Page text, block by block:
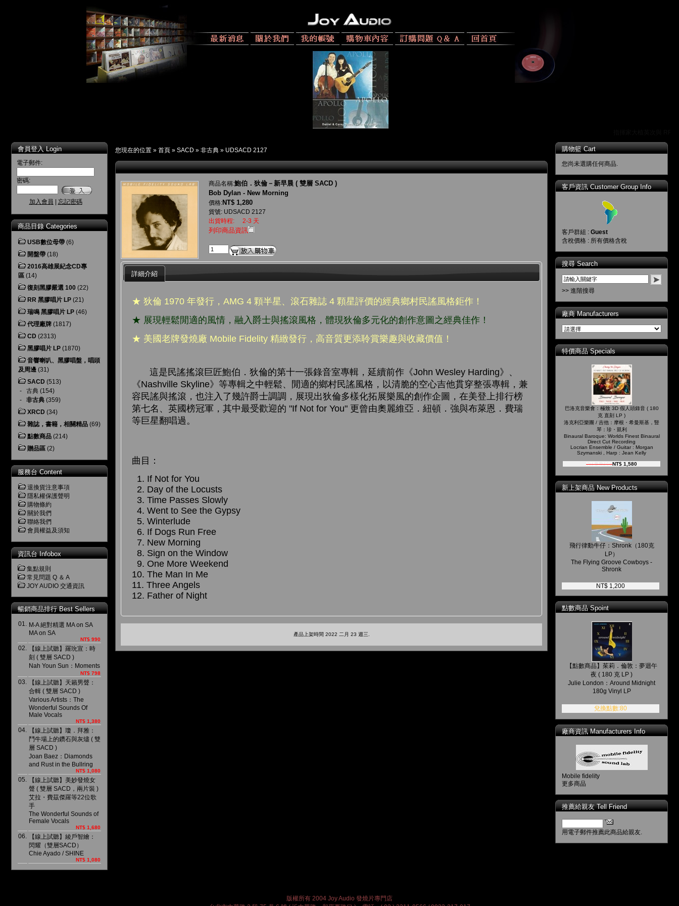
會員登入 Login
電子郵件:
密碼:
加入會員 忘記密碼
商品目錄 Categories
USB數位母帶 (6)
開盤帶 (18)
2016高雄展紀念CD專
區 (14)
復刻黑膠嚴選 100 (22)
RR 黑膠唱片 LP (21)
瑞鳴 黑膠唱片 LP (46)
代理廠牌 (1817)
CD (2313)
黑膠唱片 LP (1870)
音響喇叭、黑膠唱盤，唱頭
及周邊 (31)
SACD (513)
- 古典 (154)
- 非古典 (359)
XRCD (34)
雜誌，書籍，相關精品 (69)
點數商品 (214)
贈品區 (2)
服務台 Content
退換貨注意事項
隱私權保護聲明
購物條約
關於我們
聯絡我們
會員權益及須知
資訊台 Infobox
集點規則
常見問題 Q ＆ A
JOY AUDIO 交通資訊
暢銷商品排行 Best Sellers
01. M‧A 絕對精選 MA on SA
MA on SA
NT$ 990
02.
【線上試聽】羅玧宣：時
刻 ( 雙層 SACD )
Nah Youn Sun：Moments
NT$ 798
03.
【線上試聽】天籟男聲：
合輯 ( 雙層 SACD )
Various Artists：The
Wonderful Sounds Of
Male Vocals
NT$ 1,380
04.
【線上試聽】瓊．拜雅：
鬥牛場上的鑽石與灰燼 ( 雙
層 SACD )
Joan Baez：Diamonds
and Rust in the Bullring
NT$ 1,080
05.
【線上試聽】美妙發燒女
聲 ( 雙層 SACD，兩片裝 )
艾拉・費茲傑羅等22位歌
手
The Wonderful Sounds of
Female Vocals
NT$ 1,680
06.
【線上試聽】綾戶智繪：
閃耀（雙層SACD）
Chie Ayado / SHINE
NT$ 1,080
您現在的位置 » 首頁 » SACD » 非古典 » UDSACD 2127
商品名稱:鮑伯．狄倫－新早晨 ( 雙層 SACD )
Bob Dylan - New Morning
價格:NT$ 1,280
貨號: UDSACD 2127
出貨時程:
2-3 天
列印商品資訊
詳細介紹
★ 狄倫 1970 年發行，AMG 4 顆半星、滾石雜誌 4 顆星評價的經典鄉村民謠風格鉅作！
★ 展現輕鬆閒適的風情，融入爵士與搖滾風格，體現狄倫多元化的創作意圖之經典佳作！
★ 美國老牌發燒廠 Mobile Fidelity 精緻發行，高音質更添聆賞樂趣與收藏價值！
這是民謠搖滾巨匠鮑伯．狄倫的第十一張錄音室專輯，延續前作《John Wesley Harding》、
《Nashville Skyline》等專輯之中輕鬆、閒適的鄉村民謠風格，以清脆的空心吉他貫穿整張專輯，兼
容民謠與搖滾，也注入了幾許爵士調調，展現出狄倫多樣化拓展樂風的創作企圖，在美登上排行榜
第七名、英國榜冠軍，其中最受歡迎的 "If Not for You" 更曾由奧麗維亞．紐頓．強與布萊恩．費瑞
等巨星翻唱過。
曲目：
1. If Not for You
2. Day of the Locusts
3. Time Passes Slowly
4. Went to See the Gypsy
5. Winterlude
6. If Dogs Run Free
7. New Morning
8. Sign on the Window
9. One More Weekend
10. The Man In Me
11. Three Angels
12. Father of Night
產品上架時間 2022 二月 23 週三.
購物籃 Cart
您尚未選購任何商品.
客戶資訊 Customer Group Info
客戶群組 : Guest
含稅價格 : 所有價格含稅
搜尋 Search
>> 進階搜尋
廠商 Manufacturers
特價商品 Specials
巴洛克音樂會：極致 3D 假人頭錄音 ( 180
克 直刻 LP )
洛克利亞樂團 / 吉他：摩根・希曼斯基，豎
琴：珍・凱利
Binaural Baroque: Worlds Finest Binaural
Direct Cut Recording
Locrian Ensemble / Guitar : Morgan
Szymanski , Harp : Jean Kelly
NT$ 1,700NT$ 1,580
新上架商品 New Products
飛行律動牛仔：Shronk（180克
LP）
The Flying Groove Cowboys -
Shronk
NT$ 1,200
點數商品 Spoint
【點數商品】茱莉．倫敦：夢迴午
夜 ( 180 克 LP )
Julie London：Around Midnight
180g Vinyl LP
兌換點數:80
廠商資訊 Manufacturers Info
Mobile fidelity
更多商品
推薦給親友 Tell Friend
用電子郵件推薦此商品給親友.
版權所有 2004 Joy Audio 發燒片專門店